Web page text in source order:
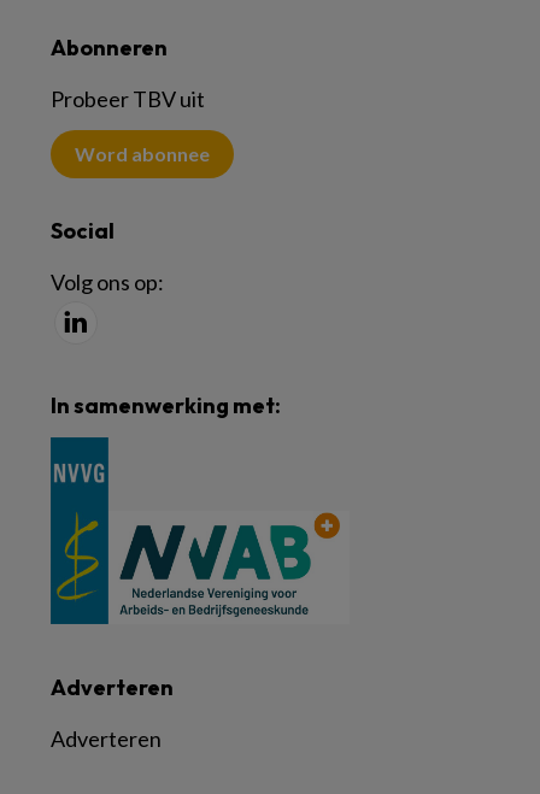
Abonneren
Probeer TBV uit
Word abonnee
Social
Volg ons op:
Adverteren
Adverteren
In samenwerking met: